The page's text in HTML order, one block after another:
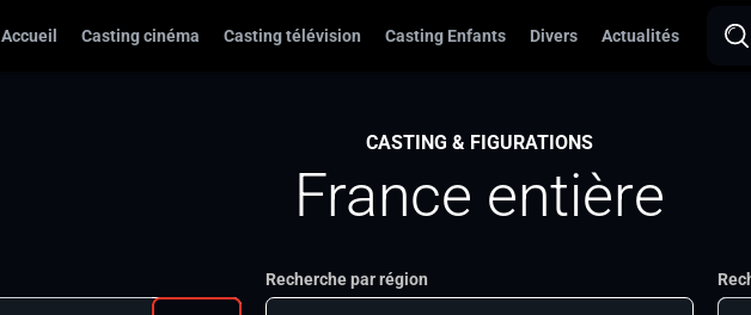
Accueil Casting cinéma Casting télévision Casting Enfants Divers Actualités
CASTING & FIGURATIONS
France entière
Recherche par région